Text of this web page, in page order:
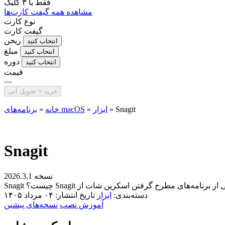
فقط با ۳ کلیک
مشاهده همه گیفت کارت‌ها
نوع کارت
گیفت کارت
ریجن
انتخاب کنید
مبلغ انتخاب کنید
دوره انتخاب کنید
قیمت
—
خرید + تحویل آنی
خانه » برنامه‌های macOS » ابزار » Snagit
Snagit
نسخه 2026.3.1
دسته‌بندی: ابزار تاریخ انتشار: ۰۴ مرداد ۱۴۰۵
آموزش نصب نسخه‌های پیشین